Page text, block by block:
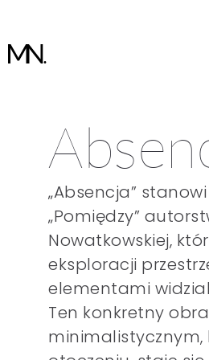
„Absencja”
„Pomiędzy”
Nowatkowskiej,
eksploracji
elementami
Ten konkretny
minimalistycznym,